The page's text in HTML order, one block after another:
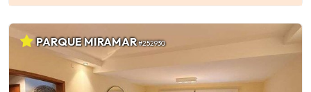
PARQUE MIRAMAR#252930